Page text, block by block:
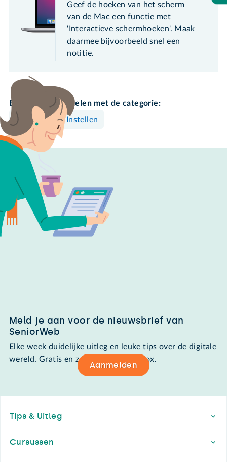
Geef de hoeken van het scherm
van de Mac een functie met
'Interactieve schermhoeken'. Maak
daarmee bijvoorbeeld snel een
notitie.
Bekijk meer artikelen met de categorie:
Mac
Instellen
Meld je aan voor de nieuwsbrief van
SeniorWeb
Elke week duidelijke uitleg en leuke tips over de digitale
wereld. Gratis en zomaar in de mailbox.
Aanmelden
Tips & Uitleg
Cursussen